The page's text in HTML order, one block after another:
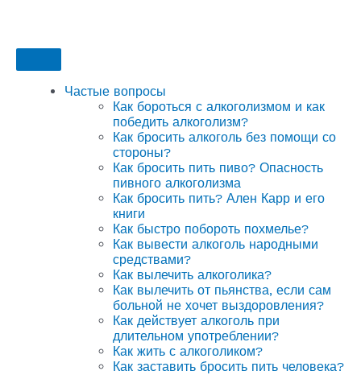
Частые вопросы
Как бороться с алкоголизмом и как
победить алкоголизм?
Как бросить алкоголь без помощи со
стороны?
Как бросить пить пиво? Опасность
пивного алкоголизма
Как бросить пить? Ален Карр и его
книги
Как быстро побороть похмелье?
Как вывести алкоголь народными
средствами?
Как вылечить алкоголика?
Как вылечить от пьянства, если сам
больной не хочет выздоровления?
Как действует алкоголь при
длительном употреблении?
Как жить с алкоголиком?
Как заставить бросить пить человека?